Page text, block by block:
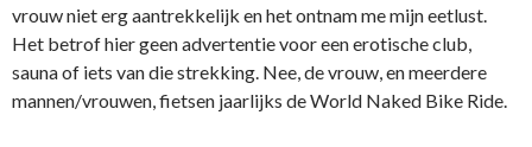
vrouw niet erg aantrekkelijk en het ontnam me mijn eetlust.
Het betrof hier geen advertentie voor een erotische club,
sauna of iets van die strekking. Nee, de vrouw, en meerdere
mannen/vrouwen, fietsen jaarlijks de World Naked Bike Ride.